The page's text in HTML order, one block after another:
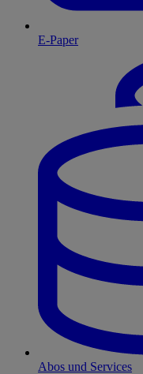
E-Paper
Abos und Services